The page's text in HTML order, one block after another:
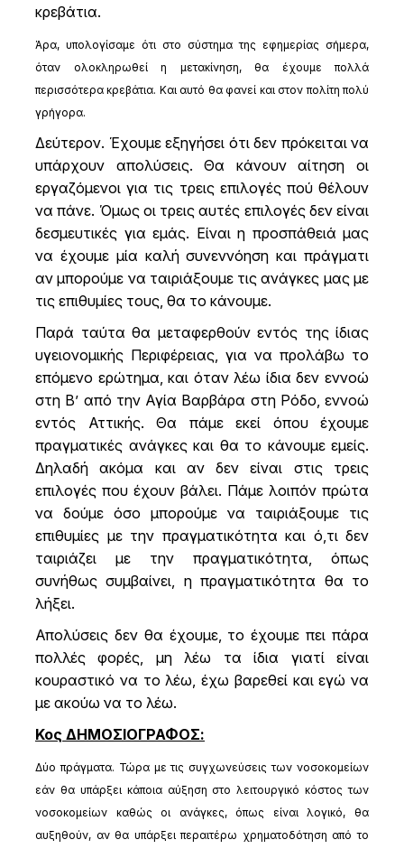
κρεβάτια.
Άρα, υπολογίσαμε ότι στο σύστημα της εφημερίας σήμερα,
όταν ολοκληρωθεί η μετακίνηση, θα έχουμε πολλά
περισσότερα κρεβάτια. Και αυτό θα φανεί και στον πολίτη πολύ
γρήγορα.
Δεύτερον. Έχουμε εξηγήσει ότι δεν πρόκειται να
υπάρχουν απολύσεις. Θα κάνουν αίτηση οι
εργαζόμενοι για τις τρεις επιλογές πού θέλουν
να πάνε. Όμως οι τρεις αυτές επιλογές δεν είναι
δεσμευτικές για εμάς. Είναι η προσπάθειά μας
να έχουμε μία καλή συνεννόηση και πράγματι
αν μπορούμε να ταιριάξουμε τις ανάγκες μας με
τις επιθυμίες τους, θα το κάνουμε.
Παρά ταύτα θα μεταφερθούν εντός της ίδιας
υγειονομικής Περιφέρειας, για να προλάβω το
επόμενο ερώτημα, και όταν λέω ίδια δεν εννοώ
στη Β’ από την Αγία Βαρβάρα στη Ρόδο, εννοώ
εντός Αττικής. Θα πάμε εκεί όπου έχουμε
πραγματικές ανάγκες και θα το κάνουμε εμείς.
Δηλαδή ακόμα και αν δεν είναι στις τρεις
επιλογές που έχουν βάλει. Πάμε λοιπόν πρώτα
να δούμε όσο μπορούμε να ταιριάξουμε τις
επιθυμίες με την πραγματικότητα και ό,τι δεν
ταιριάζει με την πραγματικότητα, όπως
συνήθως συμβαίνει, η πραγματικότητα θα το
λήξει.
Απολύσεις δεν θα έχουμε, το έχουμε πει πάρα
πολλές φορές, μη λέω τα ίδια γιατί είναι
κουραστικό να το λέω, έχω βαρεθεί και εγώ να
με ακούω να το λέω.
Κος ΔΗΜΟΣΙΟΓΡΑΦΟΣ:
Δύο πράγματα. Τώρα με τις συγχωνεύσεις των νοσοκομείων
εάν θα υπάρξει κάποια αύξηση στο λειτουργικό κόστος των
νοσοκομείων καθώς οι ανάγκες, όπως είναι λογικό, θα
αυξηθούν, αν θα υπάρξει περαιτέρω χρηματοδότηση από το